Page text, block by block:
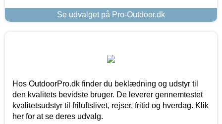
Se udvalget på Pro-Outdoor.dk
Hos OutdoorPro.dk finder du beklædning og udstyr til
den kvalitets bevidste bruger. De leverer gennemtestet
kvalitetsudstyr til friluftslivet, rejser, fritid og hverdag. Klik
her for at se deres udvalg.